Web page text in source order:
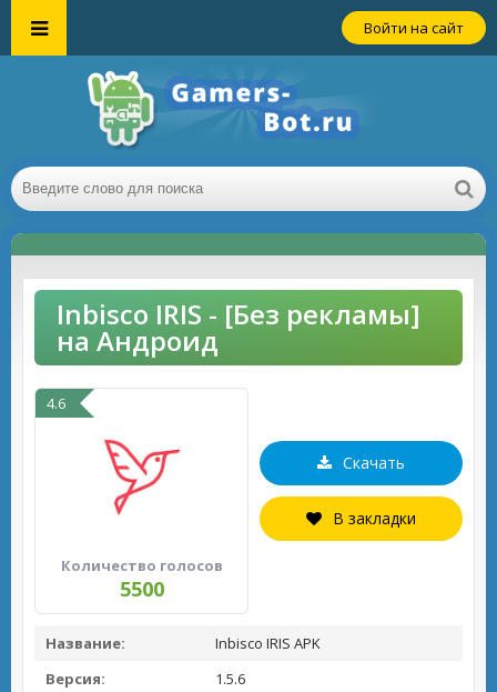
Войти на сайт
Inbisco IRIS - [Без рекламы]
на Андроид
4.6
Количество голосов
5500
Скачать
В закладки
Название:
Inbisco IRIS APK
Версия:
1.5.6